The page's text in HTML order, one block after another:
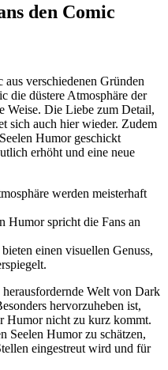
den Comic
verschiedenen Gründen
die düstere Atmosphäre der
Weise. Die Liebe zum Detail,
sich auch hier wieder. Zudem
Humor geschickt
erhöht und eine neue
werden meisterhaft
Humor spricht die Fans an
einen visuellen Genuss,
Welt von Dark
hervorzuheben ist,
Humor nicht zu kurz kommt.
Seelen Humor zu schätzen,
eingestreut wird und für